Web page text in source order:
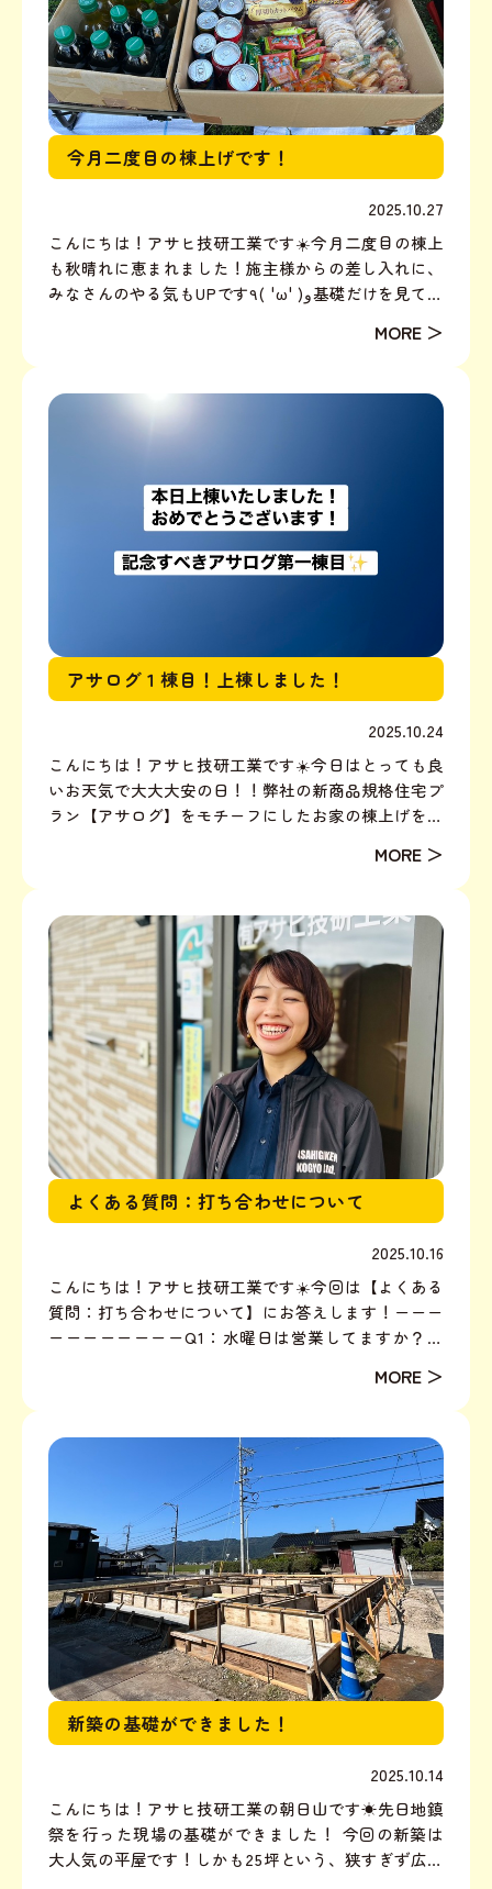
今月二度目の棟上げです！
2025.10.27
こんにちは！アサヒ技研工業です☀️今月二度目の棟上
も秋晴れに恵まれました！施主様からの差し入れに、
みなさんのやる気もUPです٩( 'ω' )و基礎だけを見てる
おられたお客様も縦方向に柱が立ち上がって屋根まで
アサログ１棟目！上棟しました！
2025.10.24
こんにちは！アサヒ技研工業です☀️今日はとっても良
いお天気で大大大安の日！！弊社の新商品規格住宅プ
ラン【アサログ】をモチーフにしたお家の棟上げを行
目！元々のプランは約28坪2階建て2LDK+インナー
の...
よくある質問：打ち合わせについて
2025.10.16
こんにちは！アサヒ技研工業です☀️今回は【よくある
質問：打ち合わせについて】にお答えします！ーーー
ーーーーーーーーQ1：水曜日は営業してますか？水
ーさんは水曜日休みが多いですよね。弊社は平日8:0
に...
新築の基礎ができました！
2025.10.14
こんにちは！アサヒ技研工業の朝日山です☀先日地鎮
祭を行った現場の基礎ができました！ 今回の新築は
大人気の平屋です！しかも25坪という、狭すぎず広す